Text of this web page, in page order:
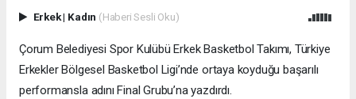
Erkek| Kadın (Haberi Sesli Oku)
Çorum Belediyesi Spor Kulübü Erkek Basketbol Takımı, Türkiye
Erkekler Bölgesel Basketbol Ligi’nde ortaya koyduğu başarılı
performansla adını Final Grubu’na yazdırdı.